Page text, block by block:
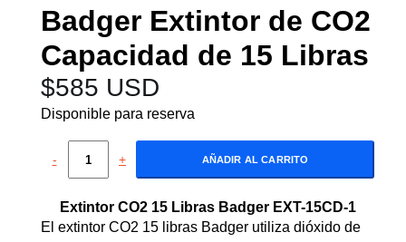
Badger Extintor de CO2
Capacidad de 15 Libras
$585 USD
Disponible para reserva
- + AÑADIR AL CARRITO
Extintor CO2 15 Libras Badger EXT-15CD-1
El extintor CO2 15 libras Badger utiliza dióxido de